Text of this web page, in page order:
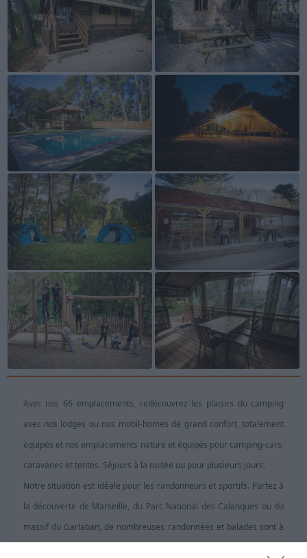
Avec nos 66 emplacements, redécouvrez les plaisirs du camping
avec nos lodges ou nos mobil-homes de grand confort, totalement
équipés et nos emplacements nature et équipés pour camping-cars,
caravanes et tentes. Séjours à la nuitée ou pour plusieurs jours.
Notre situation est idéale pour les randonneurs et sportifs. Partez à
la découverte de Marseille, du Parc National des Calanques ou du
massif du Garlaban, de nombreuses randonnées et balades sont à